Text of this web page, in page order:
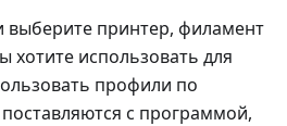
выберите принтер, филамент
хотите использовать для
профили по
с программой,